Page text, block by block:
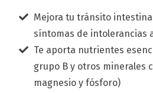
Mejora tu tránsito
síntomas de intolerancias
Te aporta nutrientes
grupo B y otros minerales
magnesio y fósforo)